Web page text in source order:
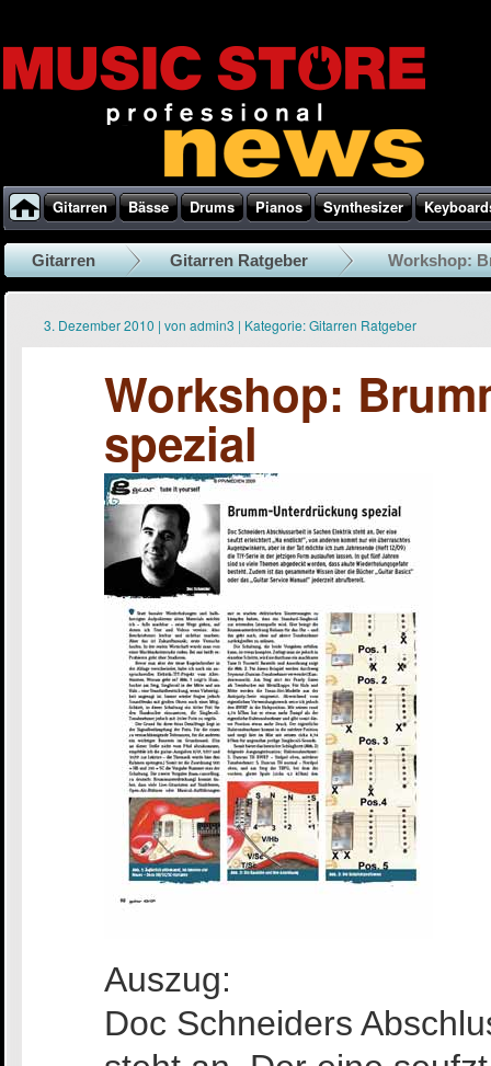
Gitarren Bässe Drums Pianos Synthesizer
Gitarren Gitarren Ratgeber Workshop:
3. Dezember 2010 | von admin3 | Kategorie:Gitarren Ratgeber
Workshop:
spezial
Auszug:
Doc Schneiders